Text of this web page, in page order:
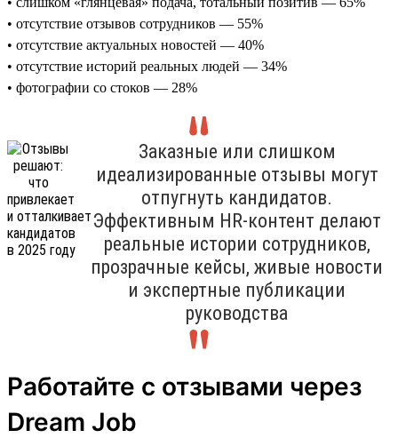
• отсутствие отзывов сотрудников — 55%
• отсутствие актуальных новостей — 40%
• отсутствие историй реальных людей — 34%
• фотографии со стоков — 28%
Заказные или слишком
идеализированные отзывы могут
отпугнуть кандидатов.
Эффективным HR-контент делают
реальные истории сотрудников,
прозрачные кейсы, живые новости
и экспертные публикации
руководства
Работайте с отзывами через
Dream Job